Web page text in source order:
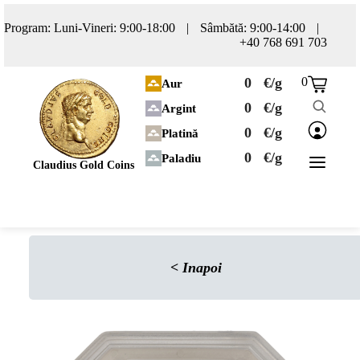
Program: Luni-Vineri: 9:00-18:00 | Sâmbătă: 9:00-14:00
|
+40 768 691 703
Claudius Gold Coins
Aur 0 €/g
Argint 0 €/g
Platină 0 €/g
Paladiu 0 €/g
0
< Inapoi